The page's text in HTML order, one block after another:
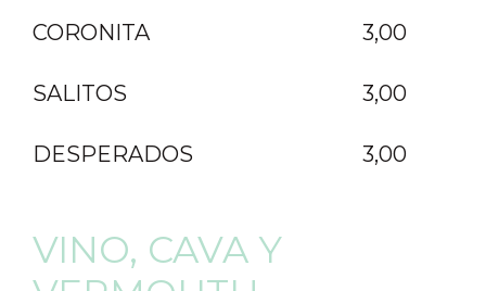
CORONITA
SALITOS
DESPERADOS
3,00
3,00
3,00
VINO, CAVA Y